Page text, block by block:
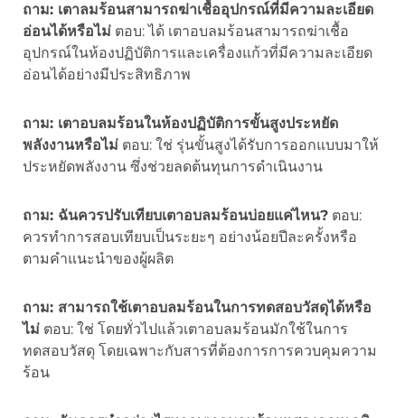
ถาม: เตาลมร้อนสามารถฆ่าเชื้ออุปกรณ์ที่มีความละเอียด
อ่อนได้หรือไม่ ตอบ: ได้ เตาอบลมร้อนสามารถฆ่าเชื้อ
อุปกรณ์ในห้องปฏิบัติการและเครื่องแก้วที่มีความละเอียด
อ่อนได้อย่างมีประสิทธิภาพ
ถาม: เตาอบลมร้อนในห้องปฏิบัติการขั้นสูงประหยัด
พลังงานหรือไม่ ตอบ: ใช่ รุ่นขั้นสูงได้รับการออกแบบมาให้
ประหยัดพลังงาน ซึ่งช่วยลดต้นทุนการดำเนินงาน
ถาม: ฉันควรปรับเทียบเตาอบลมร้อนบ่อยแค่ไหน? ตอบ:
ควรทำการสอบเทียบเป็นระยะๆ อย่างน้อยปีละครั้งหรือ
ตามคำแนะนำของผู้ผลิต
ถาม: สามารถใช้เตาอบลมร้อนในการทดสอบวัสดุได้หรือ
ไม่ ตอบ: ใช่ โดยทั่วไปแล้วเตาอบลมร้อนมักใช้ในการ
ทดสอบวัสดุ โดยเฉพาะกับสารที่ต้องการการควบคุมความ
ร้อน